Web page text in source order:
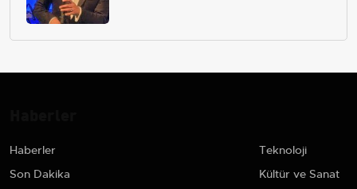
Haberler
Son Dakika
Teknoloji
Kültür ve Sanat